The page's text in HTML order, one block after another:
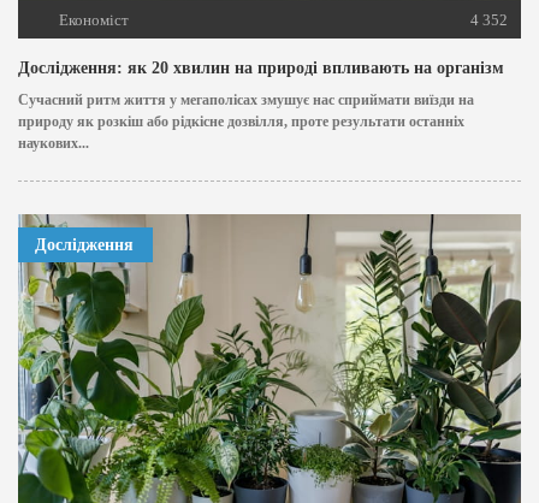
Економіст 4 352
Дослідження: як 20 хвилин на природі впливають на організм
Сучасний ритм життя у мегаполісах змушує нас сприймати виїзди на
природу як розкіш або рідкісне дозвілля, проте результати останніх
наукових...
Дослідження